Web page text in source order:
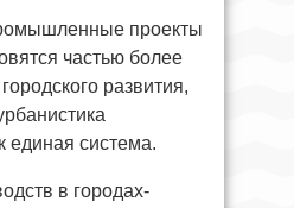
проекты
частью более
развития,
единая система.
в городах-